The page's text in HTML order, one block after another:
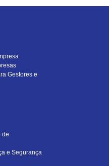
Gestores e
de
e Segurança